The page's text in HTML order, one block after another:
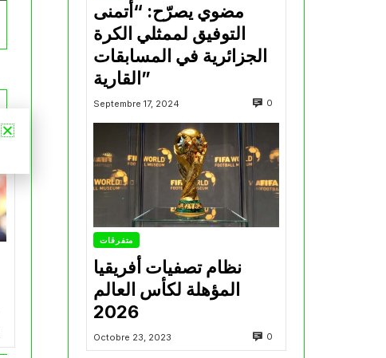
مضوي يصرّح: “أتمنى
التوفيق لممثلي الكرة
الجزائرية في المسابقات
القارية”
Septembre 17, 2024 0
متفرقات
نظام تصفيات أفريقيا
المؤهلة لكأس العالم
2026
Octobre 23, 2023 0